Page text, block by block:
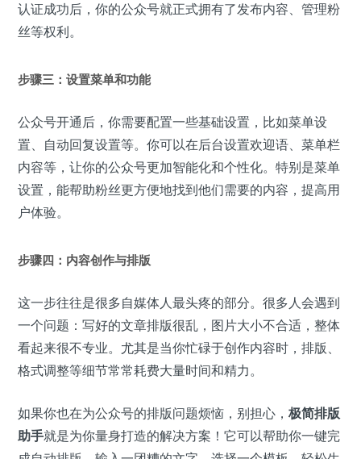
认证成功后，你的公众号就正式拥有了发布内容、管理粉
丝等权利。
步骤三：设置菜单和功能
公众号开通后，你需要配置一些基础设置，比如菜单设
置、自动回复设置等。你可以在后台设置欢迎语、菜单栏
内容等，让你的公众号更加智能化和个性化。特别是菜单
设置，能帮助粉丝更方便地找到他们需要的内容，提高用
户体验。
步骤四：内容创作与排版
这一步往往是很多自媒体人最头疼的部分。很多人会遇到
一个问题：写好的文章排版很乱，图片大小不合适，整体
看起来很不专业。尤其是当你忙碌于创作内容时，排版、
格式调整等细节常常耗费大量时间和精力。
如果你也在为公众号的排版问题烦恼，别担心， 极简排版
助手就是为你量身打造的解决方案！它可以帮助你一键完